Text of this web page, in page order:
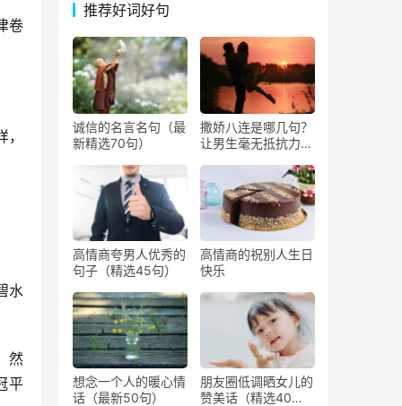
卷
水
然
平
推荐好词好句
诚信的名言名句（最
新精选70句）
撒娇八连是哪几句？
让男生毫无抵抗力撒
高情商夸男人优秀的
句子（精选45句）
高情商的祝别人生日
快乐
想念一个人的暖心情
话（最新50句）
朋友圈低调晒女儿的
赞美话（精选40